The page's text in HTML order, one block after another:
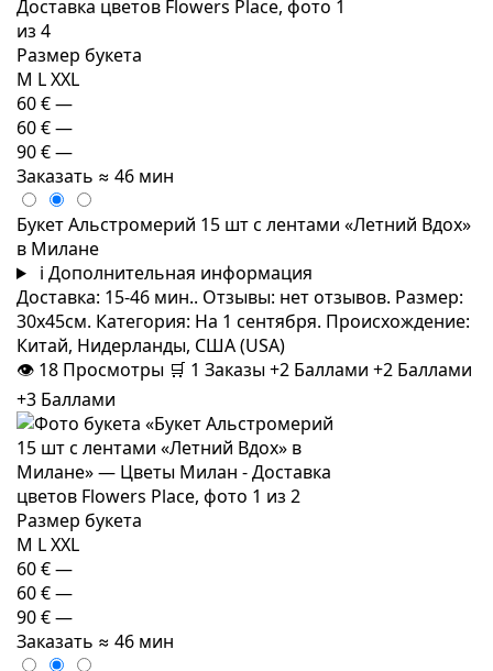
Размер букета
M LXXL
60 €—
60 €—
90 €—
Заказать ≈ 46 мин
Букет Альстромерий 15 шт с лентами «Летний Вдох»
в Милане
i Дополнительная информация
Доставка: 15-46 мин.. Отзывы: нет отзывов. Размер:
30x45см. Категория: На 1 сентября. Происхождение:
Китай, Нидерланды, США (USA)
👁 18 Просмотры 🛒 1 Заказы+2 Баллами +2 Баллами
+3 Баллами
Размер букета
M LXXL
60 €—
60 €—
90 €—
Заказать ≈ 46 мин